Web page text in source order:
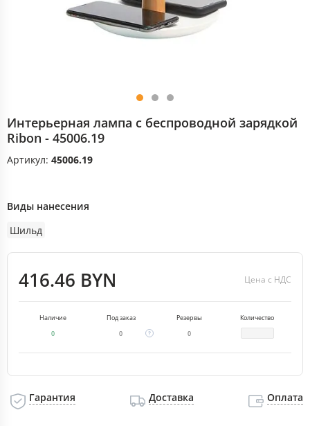
Интерьерная лампа с беспроводной зарядкой
Ribon - 45006.19
Артикул: 45006.19
Виды нанесения
Шильд
416.46 BYN Цена с НДС
Наличие Под заказ Резервы
Количество
0
0 0
Гарантия Доставка Оплата